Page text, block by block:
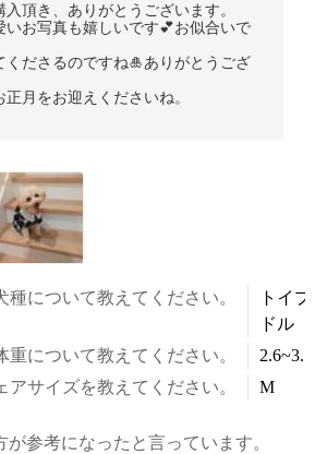
入頂き、ありがとうございます。
いお写真も嬉しいです💕お似合いで
くださるのですね🎍ありがとうござ
月をお迎えくださいね。
種について教えてください。
トイプ
ドル
重について教えてください。
アサイズを教えてください。
M
が参考になったと言っています。